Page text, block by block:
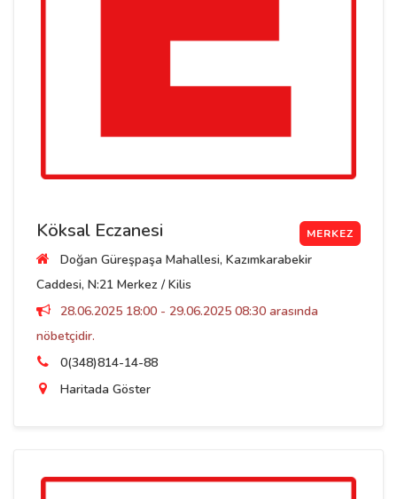
Köksal Eczanesi MERKEZ
Doğan Güreşpaşa Mahallesi, Kazımkarabekir
Caddesi, N:21 Merkez / Kilis
28.06.2025 18:00 - 29.06.2025 08:30 arasında
nöbetçidir.
0(348)814-14-88
Haritada Göster